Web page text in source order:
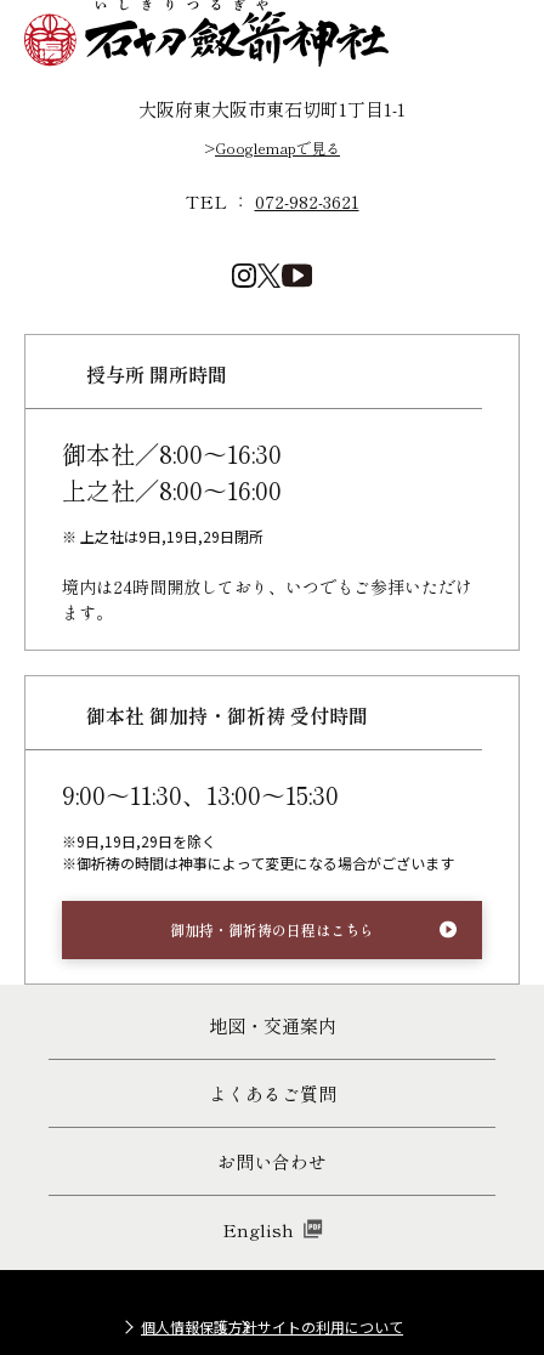
大阪府東大阪市東石切町1丁目1-1
>Googlemapで見る
TEL ： 072-982-3621
授与所 開所時間
御本社／8:00～16:30
上之社／8:00～16:00
※ 上之社は9日,19日,29日閉所
境内は24時間開放しており、 いつでもご参拝いただけ
ます。
御本社 御加持・御祈祷 受付時間
9:00～11:30、13:00～15:30
※9日,19日,29日を除く
※御祈祷の時間は神事によって変更になる場合がございます
御加持・御祈祷の日程はこちら
地図・交通案内
よくあるご質問
お問い合わせ
English
個人情報保護方針サイトの利用について